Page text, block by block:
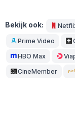
Bekijk ook:
Prime Video
HBO Max
CineMember